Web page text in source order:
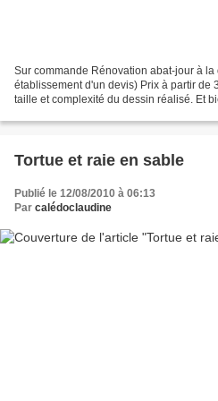
Sur commande Rénovation abat-jour à
établissement d'un devis) Prix à partir de
taille et complexité du dessin réalisé. Et
Tortue et raie en sable
Publié le 12/08/2010 à 06:13
Par calédoclaudine